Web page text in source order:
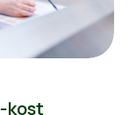
kost